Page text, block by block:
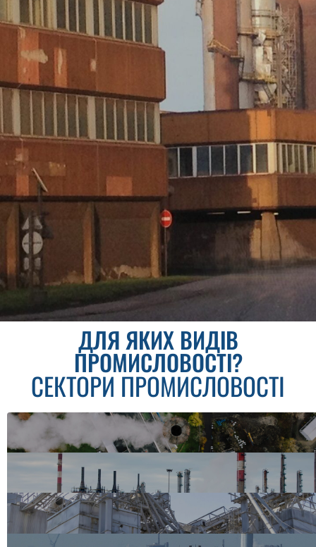
ДЛЯ ЯКИХ ВИДІВ
ПРОМИСЛОВОСТІ?
СЕКТОРИ ПРОМИСЛОВОСТІ